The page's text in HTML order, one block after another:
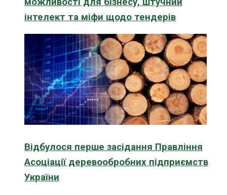
інтелект та міфи щодо тендерів
Відбулося перше засідання Правління
Асоціації деревообробних підприємств
України